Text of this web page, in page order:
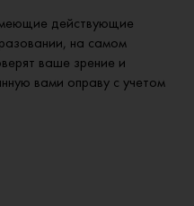
действующие
на самом
ваше зрение и
вами оправу с учетом